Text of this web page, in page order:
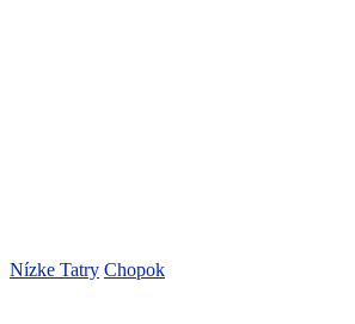
Nízke Tatry Chopok